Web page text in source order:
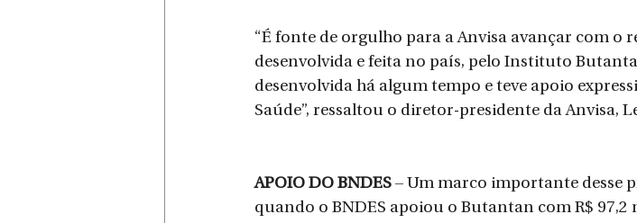
“É fonte de orgulho para a Anvisa avançar com o
desenvolvida e feita no país, pelo Instituto
desenvolvida há algum tempo e teve apoio
Saúde”, ressaltou o diretor-presidente da Anvisa,
APOIO DO BNDES – Um marco importante desse
quando o BNDES apoiou o Butantan com R$ 97,2